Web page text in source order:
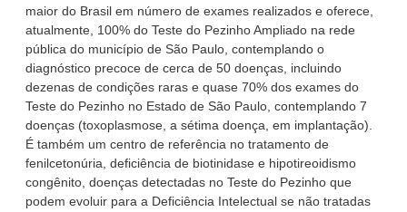
maior do Brasil em número de exames realizados e oferece,
atualmente, 100% do Teste do Pezinho Ampliado na rede
pública do município de São Paulo, contemplando o
diagnóstico precoce de cerca de 50 doenças, incluindo
dezenas de condições raras e quase 70% dos exames do
Teste do Pezinho no Estado de São Paulo, contemplando 7
doenças (toxoplasmose, a sétima doença, em implantação).
É também um centro de referência no tratamento de
fenilcetonúria, deficiência de biotinidase e hipotireoidismo
congênito, doenças detectadas no Teste do Pezinho que
podem evoluir para a Deficiência Intelectual se não tratadas